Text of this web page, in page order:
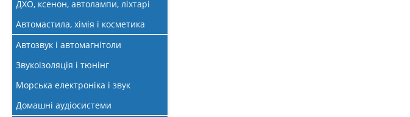
ДХО, ксенон, автолампи, ліхтарі
Автомастила, хімія і косметика
Автозвук і автомагнітоли
Звукоізоляція і тюнінг
Морська електроніка і звук
Домашні аудіосистеми